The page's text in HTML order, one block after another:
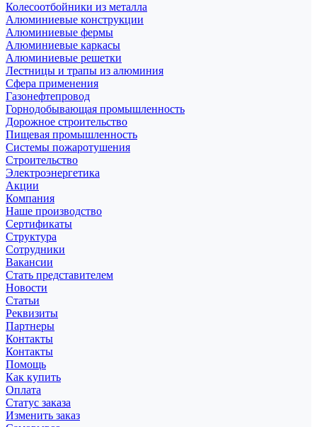
Колесоотбойники из металла
Алюминиевые конструкции
Алюминиевые фермы
Алюминиевые каркасы
Алюминиевые решетки
Лестницы и трапы из алюминия
Сфера применения
Газонефтепровод
Горнодобывающая промышленность
Дорожное строительство
Пищевая промышленность
Системы пожаротушения
Строительство
Электроэнергетика
Акции
Компания
Наше производство
Сертификаты
Структура
Сотрудники
Вакансии
Стать представителем
Новости
Статьи
Реквизиты
Партнеры
Контакты
Контакты
Помощь
Как купить
Оплата
Статус заказа
Изменить заказ